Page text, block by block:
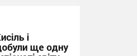
і
ще одну